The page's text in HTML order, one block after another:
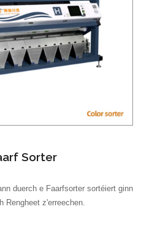
Sorter
duerch e Faarfsorter sortéiert ginn
Rengheet z'erreechen.